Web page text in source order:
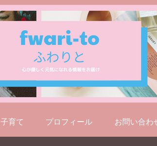
子育て プロフィール お問い合わ